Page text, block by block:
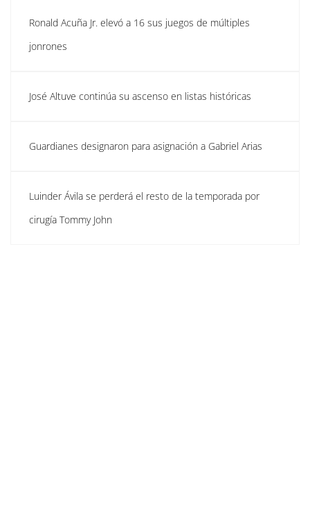
Ronald Acuña Jr. elevó a 16 sus juegos de múltiples
jonrones
José Altuve continúa su ascenso en listas históricas
Guardianes designaron para asignación a Gabriel Arias
Luinder Ávila se perderá el resto de la temporada por
cirugía Tommy John